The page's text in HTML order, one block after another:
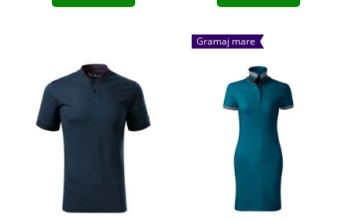
Gramaj mare